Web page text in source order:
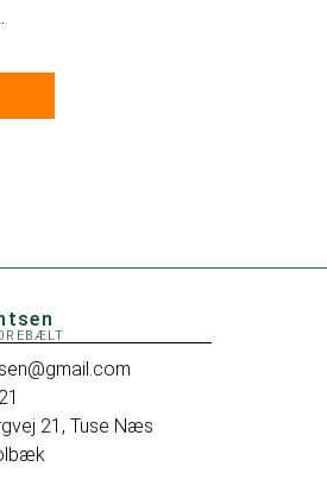
21, Tuse Næs